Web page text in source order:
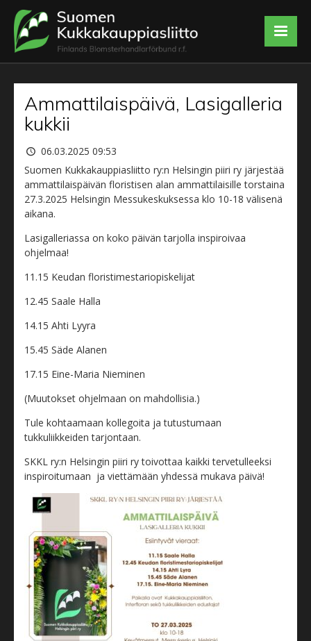
Ammattilaispäivä, Lasigalleria
kukkii
06.03.2025 09:53
Suomen Kukkakauppiasliitto ry:n Helsingin piiri ry järjestää
ammattilaispäivän floristisen alan ammattilaisille torstaina
27.3.2025 Helsingin Messukeskuksessa klo 10-18 välisenä
aikana.
Lasigalleriassa on koko päivän tarjolla inspiroivaa
ohjelmaa!
11.15 Keudan floristimestariopiskelijat
12.45 Saale Halla
14.15 Ahti Lyyra
15.45 Säde Alanen
17.15 Eine-Maria Nieminen
(Muutokset ohjelmaan on mahdollisia.)
Tule kohtaamaan kollegoita ja tutustumaan
tukkuliikkeiden tarjontaan.
SKKL ry:n Helsingin piiri ry toivottaa kaikki tervetulleeksi
inspiroitumaan ja viettämään yhdessä mukava päivä!